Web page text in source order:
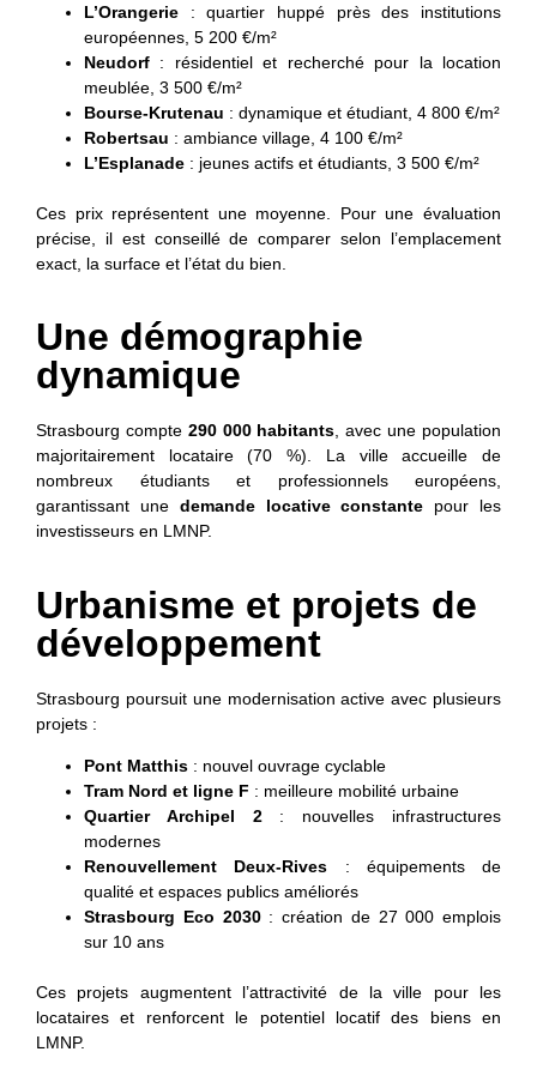
L’Orangerie : quartier huppé près des institutions
européennes, 5 200 €/m²
Neudorf : résidentiel et recherché pour la location
meublée, 3 500 €/m²
Bourse-Krutenau : dynamique et étudiant, 4 800 €/m²
Robertsau : ambiance village, 4 100 €/m²
L’Esplanade : jeunes actifs et étudiants, 3 500 €/m²
Ces prix représentent une moyenne. Pour une évaluation
précise, il est conseillé de comparer selon l’emplacement
exact, la surface et l’état du bien.
Une démographie
dynamique
Strasbourg compte 290 000 habitants, avec une population
majoritairement locataire (70 %). La ville accueille de
nombreux étudiants et professionnels européens,
garantissant une demande locative constante pour les
investisseurs en LMNP.
Urbanisme et projets de
développement
Strasbourg poursuit une modernisation active avec plusieurs
projets :
Pont Matthis : nouvel ouvrage cyclable
Tram Nord et ligne F : meilleure mobilité urbaine
Quartier Archipel 2: nouvelles infrastructures
modernes
Renouvellement Deux-Rives : équipements de
qualité et espaces publics améliorés
Strasbourg Eco 2030: création de 27 000 emplois
sur 10 ans
Ces projets augmentent l’attractivité de la ville pour les
locataires et renforcent le potentiel locatif des biens en
LMNP.